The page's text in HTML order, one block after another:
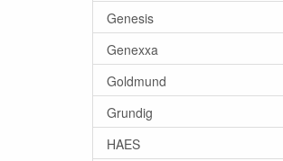
Genesis
Genexxa
Goldmund
Grundig
HAES